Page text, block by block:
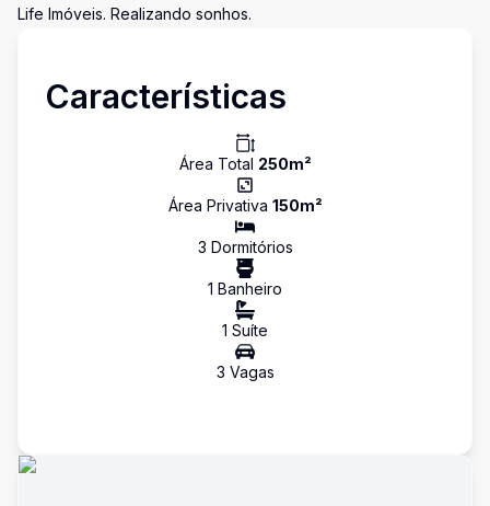
Life Imóveis. Realizando sonhos.
Características
Área Total 250m²
Área Privativa 150m²
3 Dormitórios
1 Banheiro
1 Suíte
3 Vagas